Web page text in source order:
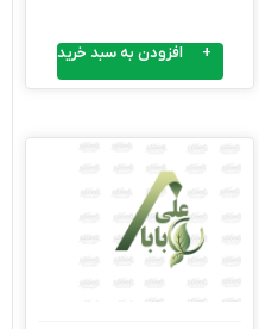
افزودن به سبد خرید